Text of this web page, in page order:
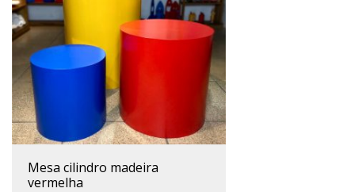
mesa cilindro madeira
vermelha